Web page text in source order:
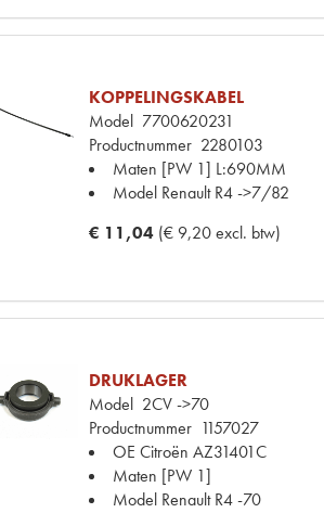
KOPPELINGSKABEL
Model 7700620231
Productnummer 2280103
Maten [PW 1] L:690MM
Model Renault R4 ->7/82
€ 11,04 (€ 9,20 excl. btw)
DRUKLAGER
Model 2CV ->70
Productnummer 1157027
OE Citroën AZ31401C
Maten [PW 1]
Model Renault R4 -70